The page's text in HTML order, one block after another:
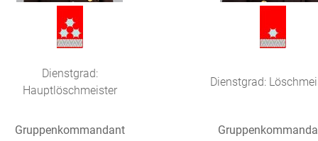
Dienstgrad:
Hauptlöschmeister
Dienstgrad:
Gruppenkommandant